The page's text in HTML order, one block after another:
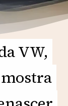
VW,
VW,